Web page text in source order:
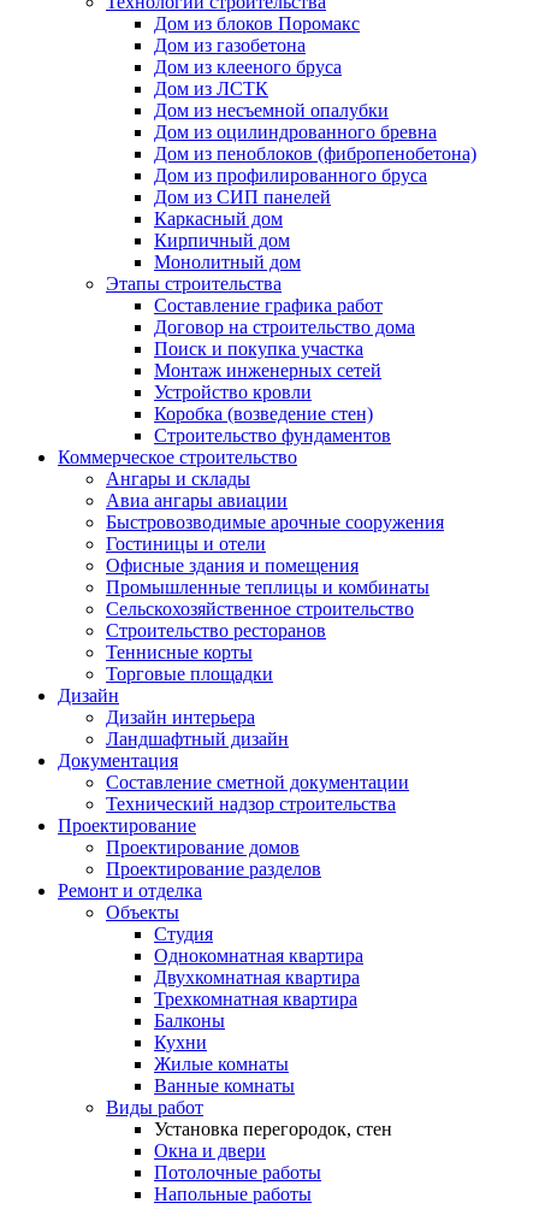
Дом из блоков Поромакс
Дом из газобетона
Дом из клееного бруса
Дом из ЛСТК
Дом из несъемной опалубки
Дом из оцилиндрованного бревна
Дом из пеноблоков (фибропенобетона)
Дом из профилированного бруса
Дом из СИП панелей
Каркасный дом
Кирпичный дом
Монолитный дом
Этапы строительства
Составление графика работ
Договор на строительство дома
Поиск и покупка участка
Монтаж инженерных сетей
Устройство кровли
Коробка (возведение стен)
Строительство фундаментов
Коммерческое строительство
Ангары и склады
Авиа ангары авиации
Быстровозводимые арочные сооружения
Гостиницы и отели
Офисные здания и помещения
Промышленные теплицы и комбинаты
Сельскохозяйственное строительство
Строительство ресторанов
Теннисные корты
Торговые площадки
Дизайн
Дизайн интерьера
Ландшафтный дизайн
Документация
Составление сметной документации
Технический надзор строительства
Проектирование
Проектирование домов
Проектирование разделов
Ремонт и отделка
Объекты
Студия
Однокомнатная квартира
Двухкомнатная квартира
Трехкомнатная квартира
Балконы
Кухни
Жилые комнаты
Ванные комнаты
Виды работ
Установка перегородок, стен
Окна и двери
Потолочные работы
Напольные работы